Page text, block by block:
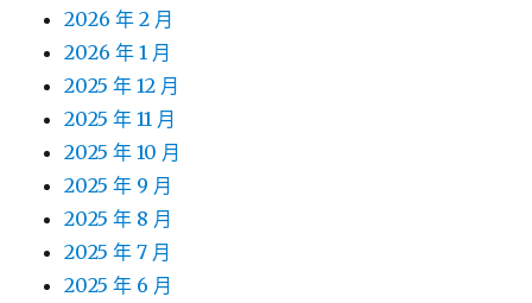
2026 年 2 月
2026 年 1 月
2025 年 12 月
2025 年 11 月
2025 年 10 月
2025 年 9 月
2025 年 8 月
2025 年 7 月
2025 年 6 月